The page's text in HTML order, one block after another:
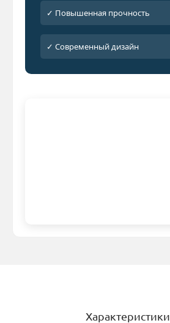
✓ Повышенная прочность
✓ Современный дизайн
Характеристики